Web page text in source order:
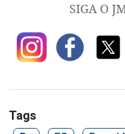
SIGA O
Tags